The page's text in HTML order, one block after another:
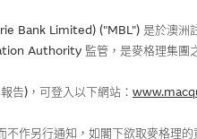
Bank Limited) ("MBL") 是於澳
Authority 監管，是麥格理集團
告)，可登入以下網站：
不作另行通知，如閣下欲取麥格理